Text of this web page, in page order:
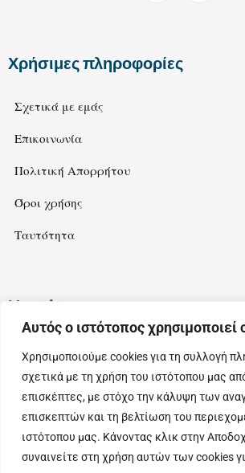
Αυτός ο ιστότοπος χρησιμοποιεί
Χρησιμοποιούμε cookies για τη συλλογή
σχετικά με τη χρήση του ιστότοπου μας
επισκέπτες, με στόχο την κάλυψη των
επισκεπτών και τη βελτίωση του
ιστότοπου μας. Κάνοντας κλικ στην
συναινείτε στη χρήση αυτών των cookies
Χρήσιμες πληροφορίες
Σχετικά με εμάς
Επικοινωνία
Πολιτική Απορρήτου
Όροι χρήσης
Ταυτότητα
Newsletter
Εγγραφείτε στο newsletter μας για να
προτάσεις για εξορμήσεις στην